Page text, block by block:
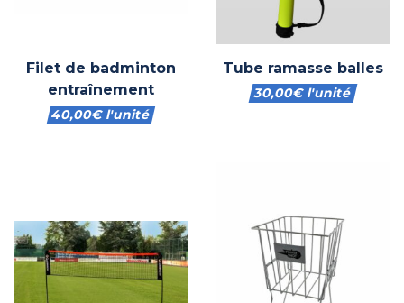
Filet de badminton
entraînement
40,00€l'unité
Tube ramasse balles
30,00€l'unité